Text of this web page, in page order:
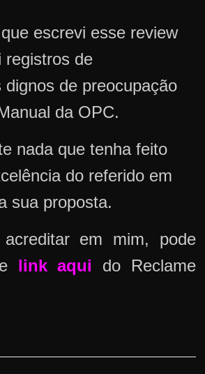
escrevi esse review
registros de
dignos de preocupação
da OPC.
nada que tenha feito
do referido em
sua proposta.
em mim, pode
link aqui
do Reclame